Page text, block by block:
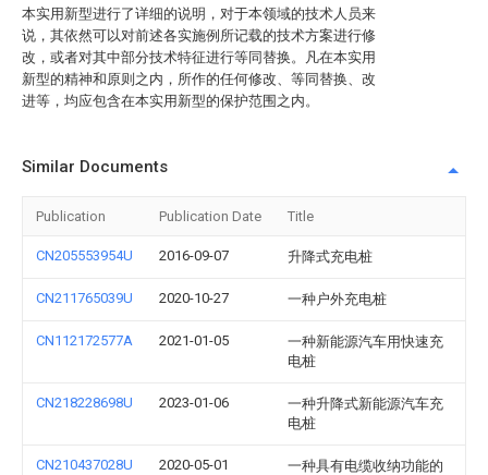
本实用新型进行了详细的说明，对于本领域的技术人员来
说，其依然可以对前述各实施例所记载的技术方案进行修
改，或者对其中部分技术特征进行等同替换。凡在本实用
新型的精神和原则之内，所作的任何修改、等同替换、改
进等，均应包含在本实用新型的保护范围之内。
Similar Documents
Publication Publication Date Title
CN205553954U 2016-09-07 升降式充电桩
CN211765039U 2020-10-27 一种户外充电桩
CN112172577A 2021-01-05
一种新能源汽车用快速充
电桩
CN218228698U 2023-01-06
一种升降式新能源汽车充
电桩
CN210437028U 2020-05-01
一种具有电缆收纳功能的